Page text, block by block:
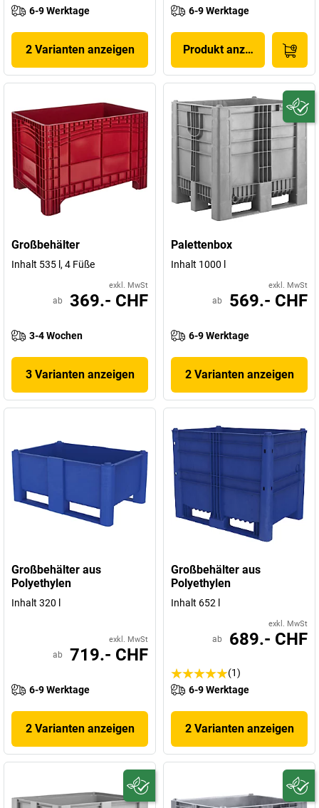
6-9 Werktage
2 Varianten anzeigen
6-9 Werktage
Produkt anzeigen
Großbehälter
Inhalt 535 l, 4 Füße
exkl. MwSt
ab 369.- CHF
3-4 Wochen
3 Varianten anzeigen
Palettenbox
Inhalt 1000 l
exkl. MwSt
ab 569.- CHF
6-9 Werktage
2 Varianten anzeigen
Großbehälter aus
Polyethylen
Inhalt 320 l
exkl. MwSt
ab 719.- CHF
6-9 Werktage
2 Varianten anzeigen
Großbehälter aus
Polyethylen
Inhalt 652 l
exkl. MwSt
ab 689.- CHF
(1)
6-9 Werktage
2 Varianten anzeigen